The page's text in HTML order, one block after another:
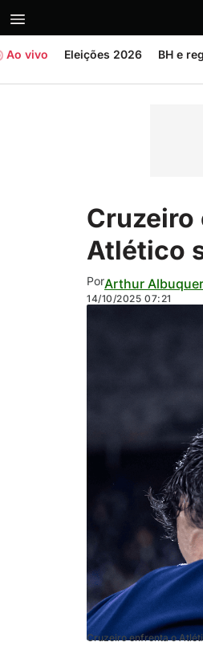
Ao vivo Eleições 2026 BH e
Atlético
PorArthur
14/10/2025 07:21
Cruzeiro enfrenta o